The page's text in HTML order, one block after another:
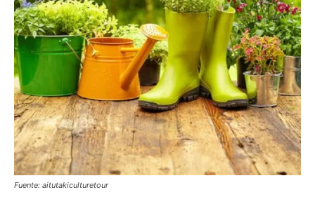
Fuente: aitutakiculturetour